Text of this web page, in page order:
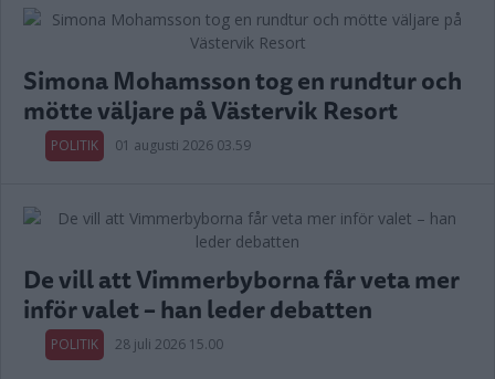
Simona Mohamsson tog en rundtur och
mötte väljare på Västervik Resort
POLITIK 01 augusti 2026 03.59
De vill att Vimmerbyborna får veta mer
inför valet – han leder debatten
POLITIK 28 juli 2026 15.00